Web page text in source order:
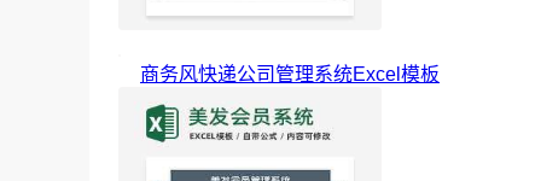
商务风快递公司管理系统Excel模板